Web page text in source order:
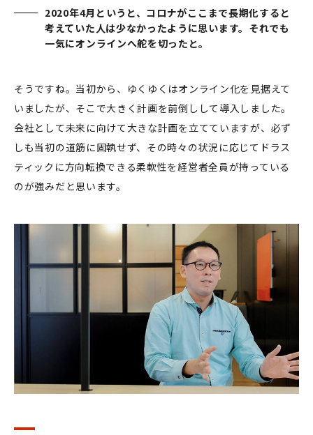
2020年4月というと、コロナがここまで長期化すると
考えていた人は少なかったように思います。それでも
一気にオンラインへ舵を切ったと。
そうですね。当初から、ゆくゆくはオンライン化を見据えて
いましたが、そこで大きく計画を前倒しして導入しました。
会社として未来に向けて大きな計画を立てていますが、必ず
しも当初の道筋に固執せず、その時々の状況に応じてドラス
ティックに方向転換できる柔軟性を経営者全員が持っている
のが強みだと思います。